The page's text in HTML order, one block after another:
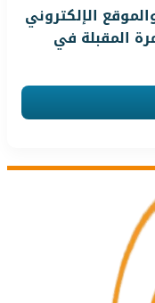
الإلكتروني
في